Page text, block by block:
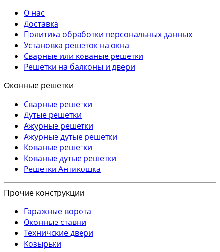
О нас
Доставка
Политика обработки персональных данных
Установка решеток на окна
Сварные или кованые решетки
Решетки на балконы и двери
Оконные решетки
Сварные решетки
Дутые решетки
Ажурные решетки
Ажурные дутые решетки
Кованые решетки
Кованые дутые решетки
Решетки Антикошка
Прочие конструкции
Гаражные ворота
Оконные ставни
Техничские двери
Козырьки